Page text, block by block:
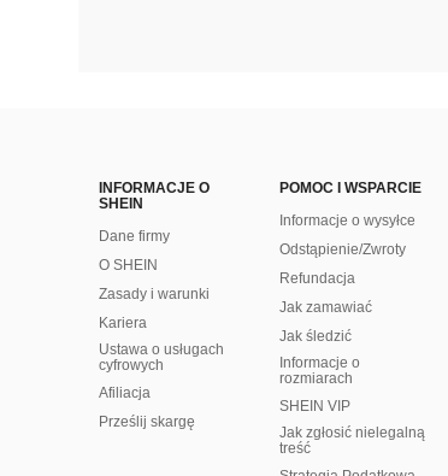
INFORMACJE O
SHEIN
Dane firmy
O SHEIN
Zasady i warunki
Kariera
Ustawa o usługach
cyfrowych
Afiliacja
Prześlij skargę
POMOC I WSPARCIE
Informacje o wysyłce
Odstąpienie/Zwroty
Refundacja
Jak zamawiać
Jak śledzić
Informacje o
rozmiarach
SHEIN VIP
Jak zgłosić nielegalną
treść